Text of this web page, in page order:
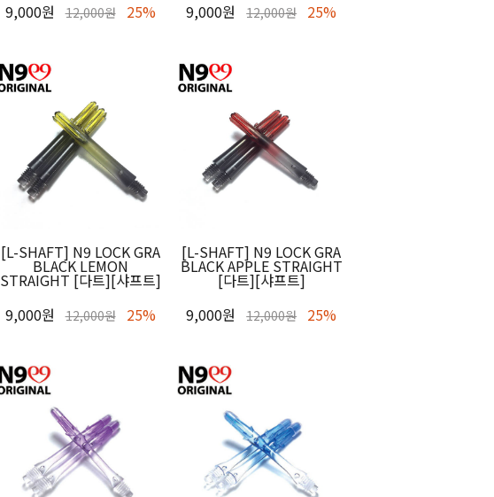
9,000원
12,000원 25%
9,000원
12,000원 25%
[L-SHAFT] N9 LOCK GRA
BLACK LEMON
STRAIGHT [다트][샤프트]
9,000원
12,000원 25%
[L-SHAFT] N9 LOCK GRA
BLACK APPLE STRAIGHT
[다트][샤프트]
9,000원
12,000원 25%